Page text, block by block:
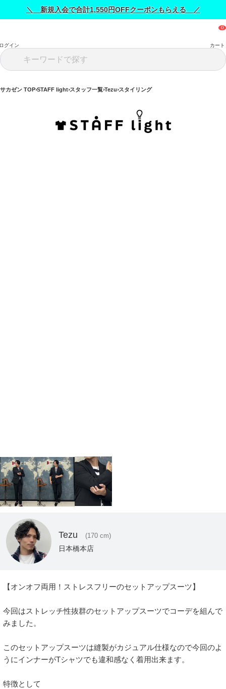
＼ 新規入会で合計1,550円OFFクーポンもらえる ／
グイン カート
サカゼン TOP STAFF light スタッフ一覧 Tezu スタイリング
Tezu (170 cm)
日本橋本店
【オンオフ両用！ストレスフリーのセットアップスーツ】
今回はストレッチ性抜群のセットアップスーツでコーデを組んで
みました。
このセットアップスーツは縫製がカジュアル仕様なので今回のよ
うにインナーがTシャツでも違和感なく着用出来ます。
特徴として